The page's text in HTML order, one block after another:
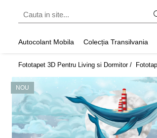
Abstract
Arhitectura
Fluid Art
Forme Geometrice
Fototapet 3D
Autocolant Mobila Colecția Transilvania
Fototapet 3D Pentru Living si Dormitor /
NOU